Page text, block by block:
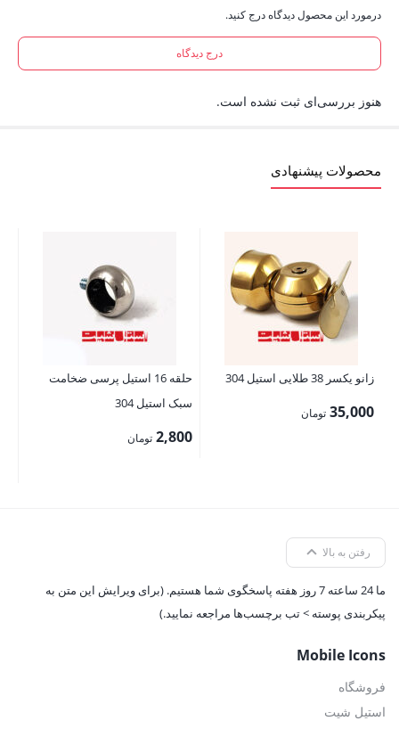
درمورد این محصول دیدگاه درج کنید.
درج دیدگاه
هنوز بررسی‌ای ثبت نشده است.
محصولات پیشنهادی
زانو یکسر 38 طلایی استیل 304
35,000 تومان
حلقه 16 استیل پرسی ضخامت
سبک استیل 304
2,800 تومان
رفتن به بالا
ما 24 ساعته 7 روز هفته پاسخگوی شما هستیم. (برای ویرایش این متن به
پیکربندی پوسته > تب برچسب‌ها مراجعه نمایید.)
Mobile Icons
فروشگاه
استیل شیت